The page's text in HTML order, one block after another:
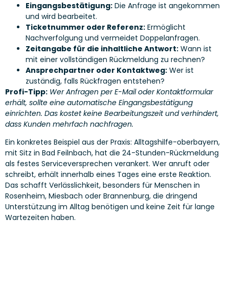
Eingangsbestätigung: Die Anfrage ist angekommen
und wird bearbeitet.
Ticketnummer oder Referenz: Ermöglicht
Nachverfolgung und vermeidet Doppelanfragen.
Zeitangabe für die inhaltliche Antwort: Wann ist
mit einer vollständigen Rückmeldung zu rechnen?
Ansprechpartner oder Kontaktweg: Wer ist
zuständig, falls Rückfragen entstehen?
Profi-Tipp: Wer Anfragen per E-Mail oder Kontaktformular
erhält, sollte eine automatische Eingangsbestätigung
einrichten. Das kostet keine Bearbeitungszeit und verhindert,
dass Kunden mehrfach nachfragen.
Ein konkretes Beispiel aus der Praxis: Alltagshilfe-oberbayern,
mit Sitz in Bad Feilnbach, hat die 24-Stunden-Rückmeldung
als festes Serviceversprechen verankert. Wer anruft oder
schreibt, erhält innerhalb eines Tages eine erste Reaktion.
Das schafft Verlässlichkeit, besonders für Menschen in
Rosenheim, Miesbach oder Brannenburg, die dringend
Unterstützung im Alltag benötigen und keine Zeit für lange
Wartezeiten haben.